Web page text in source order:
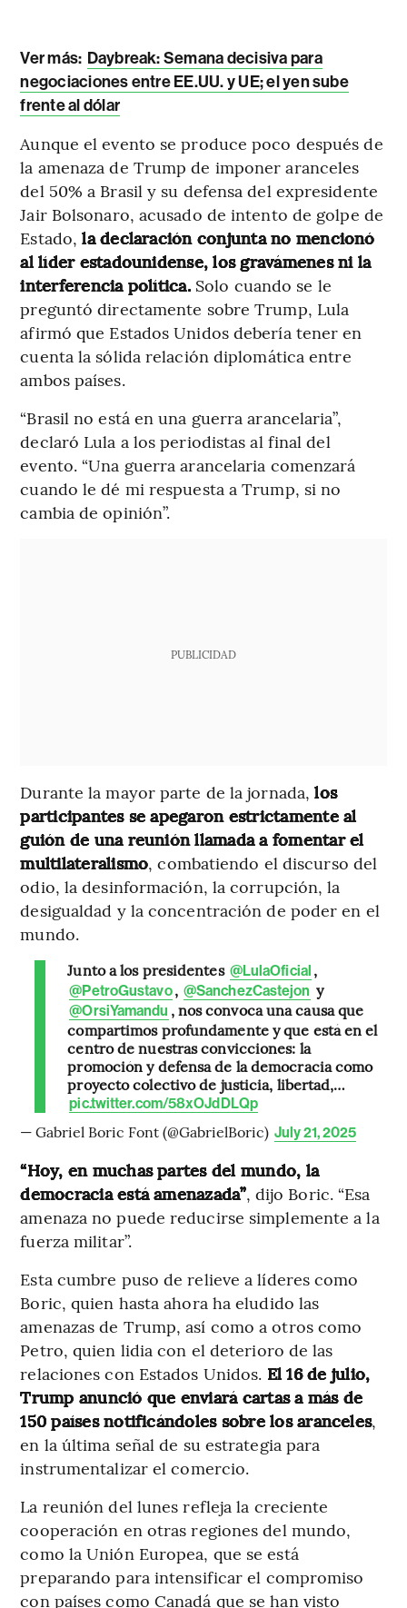
Ver más: Daybreak: Semana decisiva para
negociaciones entre EE.UU. y UE; el yen sube
frente al dólar
Aunque el evento se produce poco después de
la amenaza de Trump de imponer aranceles
del 50% a Brasil y su defensa del expresidente
Jair Bolsonaro, acusado de intento de golpe de
Estado, la declaración conjunta no mencionó
al líder estadounidense, los gravámenes ni la
interferencia política.Solo cuando se le
preguntó directamente sobre Trump, Lula
afirmó que Estados Unidos debería tener en
cuenta la sólida relación diplomática entre
ambos países.
“Brasil no está en una guerra arancelaria”,
declaró Lula a los periodistas al final del
evento. “Una guerra arancelaria comenzará
cuando le dé mi respuesta a Trump, si no
cambia de opinión”.
PUBLICIDAD
Durante la mayor parte de la jornada, los
participantes se apegaron estrictamente al
guión de una reunión llamada a fomentar el
multilateralismo, combatiendo el discurso del
odio, la desinformación, la corrupción, la
desigualdad y la concentración de poder en el
mundo.
Junto a los presidentes @LulaOficial ,
@PetroGustavo, @SanchezCastejon y
@OrsiYamandu , nos convoca una causa que
compartimos profundamente y que está en el
centro de nuestras convicciones: la
promoción y defensa de la democracia como
proyecto colectivo de justicia, libertad,…
pic.twitter.com/58xOJdDLQp
— Gabriel Boric Font (@GabrielBoric) July 21, 2025
“Hoy, en muchas partes del mundo, la
democracia está amenazada”, dijo Boric. “Esa
amenaza no puede reducirse simplemente a la
fuerza militar”.
Esta cumbre puso de relieve a líderes como
Boric, quien hasta ahora ha eludido las
amenazas de Trump, así como a otros como
Petro, quien lidia con el deterioro de las
relaciones con Estados Unidos. El 16 de julio,
Trump anunció que enviará cartas a más de
150 países notificándoles sobre los aranceles,
en la última señal de su estrategia para
instrumentalizar el comercio.
La reunión del lunes refleja la creciente
cooperación en otras regiones del mundo,
como la Unión Europea, que se está
preparando para intensificar el compromiso
con países como Canadá que se han visto